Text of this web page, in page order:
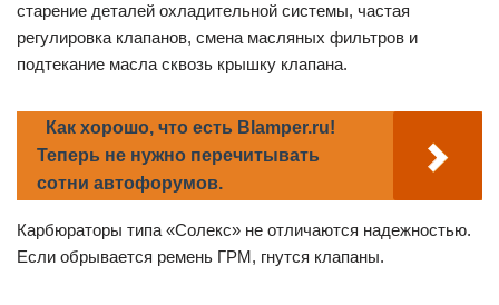
старение деталей охладительной системы, частая
регулировка клапанов, смена масляных фильтров и
подтекание масла сквозь крышку клапана.
Как хорошо, что есть Blamper.ru!
Теперь не нужно перечитывать
сотни автофорумов.
Карбюраторы типа «Солекс» не отличаются надежностью.
Если обрывается ремень ГРМ, гнутся клапаны.